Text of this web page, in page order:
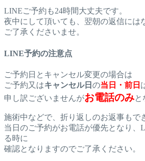
LINEご予約も24時間大丈夫です。
夜中にして頂いても、翌朝の返信には
ご了承くださいませ。
LINE予約の注意点
ご予約日とキャンセル変更の場合は
ご予約又はキャンセル日 の当日・前日
申し訳ございませんがお電話のみと
施術中などで、折り返しのお返事もで
当日のご予約がお電話が優先となり、
る時に
確認となりますのでご了承ください。